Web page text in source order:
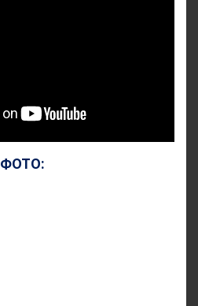
ФОТО: